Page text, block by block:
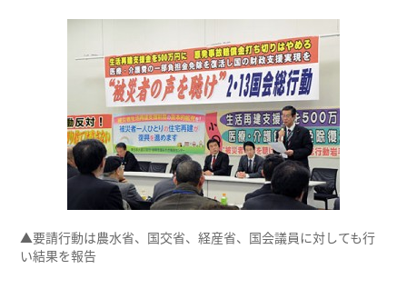
▲要請行動は農水省、国交省、経産省、国会議員に対しても行
い結果を報告